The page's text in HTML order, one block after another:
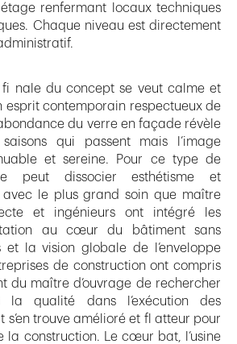
étage renfermant locaux techniques
Chaque niveau est directement
fi nale du concept se veut calme et
esprit contemporain respectueux de
du verre en façade révèle
qui passent mais l’image
et sereine. Pour ce type de
peut dissocier esthétisme et
avec le plus grand soin que maître
et ingénieurs ont intégré les
au cœur du bâtiment sans
et la vision globale de l’enveloppe
de construction ont compris
du maître d’ouvrage de rechercher
la qualité dans l’exécution des
s’en trouve amélioré et fl atteur pour
la construction. Le cœur bat, l’usine